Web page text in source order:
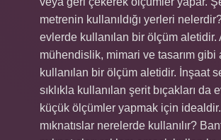
metrenin kullanıldığı yerleri
evlerde kullanılan bir ölçüm aletidir.
mühendislik, mimari ve tasarım gibi
kullanılan bir ölçüm aletidir. İnşaat
sıklıkla kullanılan şerit bıçakları da
küçük ölçümler yapmak için
mıknatıslar nerelerde kullanılır?